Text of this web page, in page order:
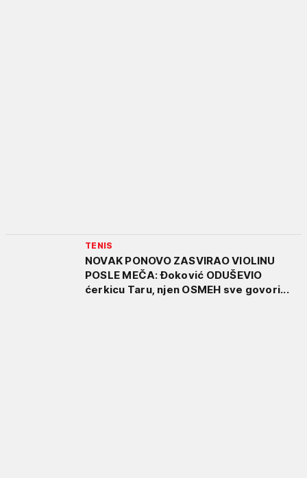
TENIS
NOVAK PONOVO ZASVIRAO VIOLINU
POSLE MEČA: Đoković ODUŠEVIO
ćerkicu Taru, njen OSMEH sve govori...